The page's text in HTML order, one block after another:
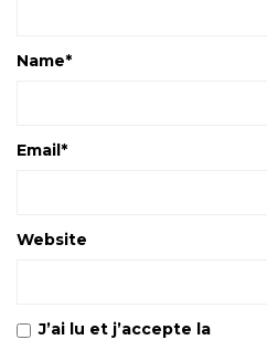
Name*
Email*
Website
J’ai lu et j’accepte la